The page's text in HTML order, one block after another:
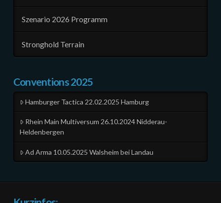
Szenario 2026 Programm
Stronghold Terrain
Conventions 2025
Hamburger Tactica 22.02.2025 Hamburg
Rhein Main Multiversum 26.10.2024 Nidderau-
Heldenbergen
Ad Arma 10.05.2025 Walsheim bei Landau